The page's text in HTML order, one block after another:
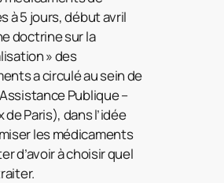
à 5 jours, début avril
doctrine sur la
» des
a circulé au sein de
Publique –
de Paris), dans l’idée
les médicaments
d’avoir à choisir quel